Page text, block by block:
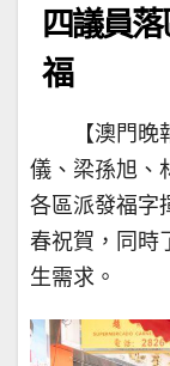
四議員
福
【澳門
儀、梁孫旭、
各區派發福字
春祝賀，同時
生需求。